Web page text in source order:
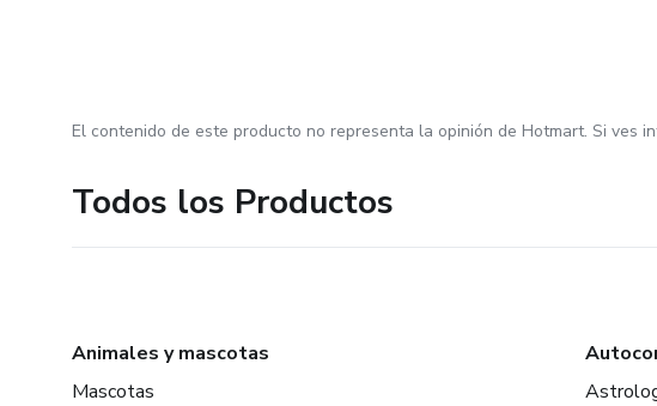
El contenido de este producto no representa la opinión de Hotmart. Si ves
Todos los Productos
Animales y mascotas
Mascotas